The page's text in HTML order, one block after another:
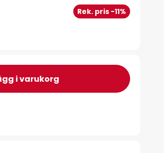
Rek. pris -11%
i varukorg